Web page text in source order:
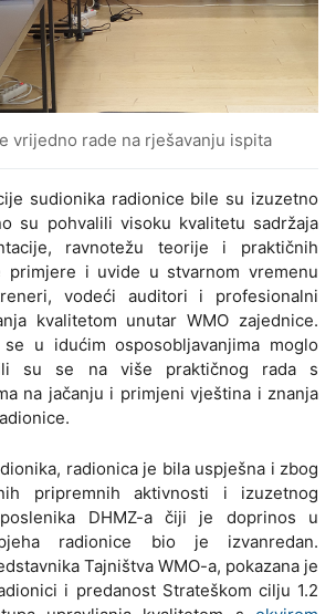
vrijedno rade na rješavanju ispita
sudionika radionice bile su izuzetno
su pohvalili visoku kvalitetu sadržaja
ravnotežu teorije i praktičnih
primjere i uvide u stvarnom vremenu
vodeći auditori i profesionalni
kvalitetom unutar WMO zajednice.
u idućim osposobljavanjima moglo
su se na više praktičnog rada s
na jačanju i primjeni vještina i znanja
radionica je bila uspješna i zbog
pripremnih aktivnosti i izuzetnog
DHMZ-a čiji je doprinos u
radionice bio je izvanredan.
Tajništva WMO-a, pokazana je
i predanost Strateškom cilju 1.2